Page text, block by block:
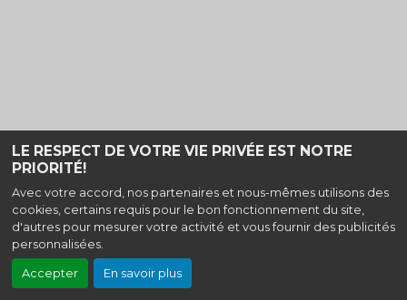
LE RESPECT DE VOTRE VIE PRIVÉE EST NOTRE
PRIORITÉ!
Avec votre accord, nos partenaires et nous-mêmes utilisons des
cookies, certains requis pour le bon fonctionnement du site,
d'autres pour mesurer votre activité et vous fournir des publicités
personnalisées.
Accepter En savoir plus